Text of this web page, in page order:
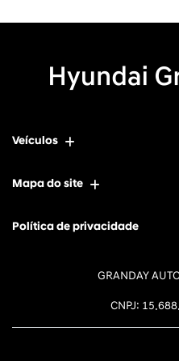
Veículos
Mapa do site
Política de privacidade
GRANDAY
CNPJ: